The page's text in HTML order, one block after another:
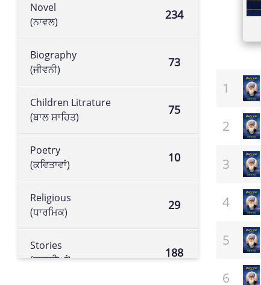
Novel
(ਨਾਵਲ)
234
Biography
(ਜੀਵਨੀ)
73
Children Litrature
(ਬਾਲ ਸਾਹਿਤ)
75
Poetry
(ਕਵਿਤਾਵਾਂ)
10
Religious
(ਧਾਰਮਿਕ)
29
Stories
(ਕਹਾਣੀਆਂ)
188